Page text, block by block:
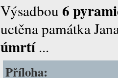
Výsadbou 6
uctěna památka
úmrtí...
Příloha: